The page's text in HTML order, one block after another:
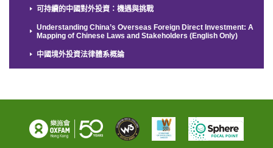
可持續的中國對外投資：機遇與挑戰
Understanding China’s Overseas Foreign Direct Investment: A
Mapping of Chinese Laws and Stakeholders (English Only)
中國境外投資法律體系概論